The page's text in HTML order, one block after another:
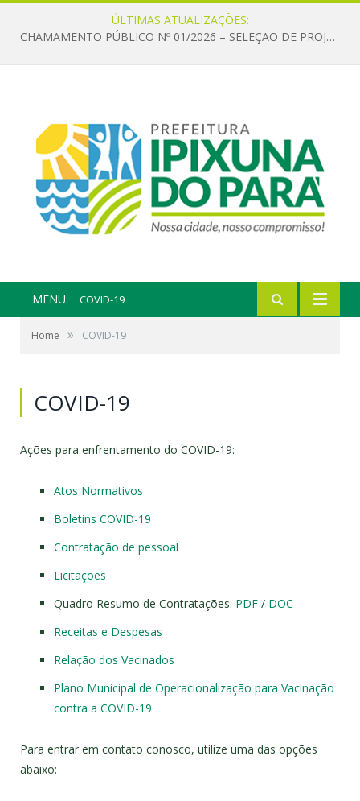
ÚLTIMAS ATUALIZAÇÕES:
CHAMAMENTO PÚBLICO Nº 01/2026 – SELEÇÃO DE PROJETOS PARA FIRMAR TERMO DE EXECUÇÃO CULTURAL COM RECURSOS DA POLÍTICA NACIONAL ALDIR BLANC DE FOMENTO À CULTURA – PNAB (LEI Nº 14.399/2022)
MENU: COVID-19
Home » COVID-19
COVID-19
Ações para enfrentamento do COVID-19:
Atos Normativos
Boletins COVID-19
Contratação de pessoal
Licitações
Quadro Resumo de Contratações: PDF / DOC
Receitas e Despesas
Relação dos Vacinados
Plano Municipal de Operacionalização para Vacinação
contra a COVID-19
Para entrar em contato conosco, utilize uma das opções
abaixo: